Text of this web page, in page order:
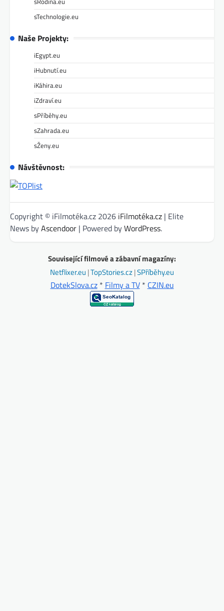
sTechnologie.eu
Naše Projekty:
iEgypt.eu
iHubnutí.eu
iKáhira.eu
iZdraví.eu
sPříběhy.eu
sZahrada.eu
sŽeny.eu
Návštěvnost:
Copyright © iFilmotéka.cz 2026 iFilmotéka.cz | Elite
News byAscendoor | Powered byWordPress.
Související filmové a zábavní magazíny:
Netflixer.eu |TopStories.cz|SPříběhy.eu
DotekSlova.cz* Filmy a TV* CZIN.eu